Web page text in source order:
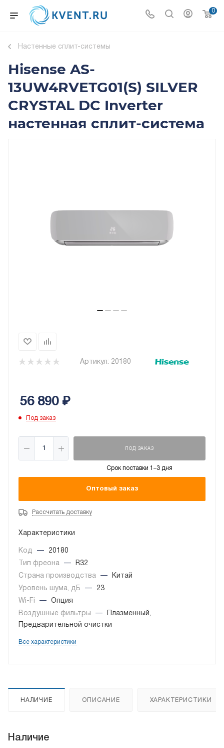
0
Настенные сплит-системы
Hisense AS-
13UW4RVETG01(S) SILVER
CRYSTAL DC Inverter
настенная сплит-система
Артикул: 20180
56 890₽
Под заказ
ПОД ЗАКАЗ
Срок поставки 1–3 дня
Оптовый заказ
Рассчитать доставку
Характеристики
Код —
20180
Тип фреона
—
R32
Страна производства
—
Китай
Уровень шума, дБ
—
23
Wi-Fi
—
Опция
Воздушные фильтры
—
Плазменный,
Предварительной очистки
Все характеристики
НАЛИЧИЕ ОПИСАНИЕ ХАРАКТЕРИСТИКИ
Наличие